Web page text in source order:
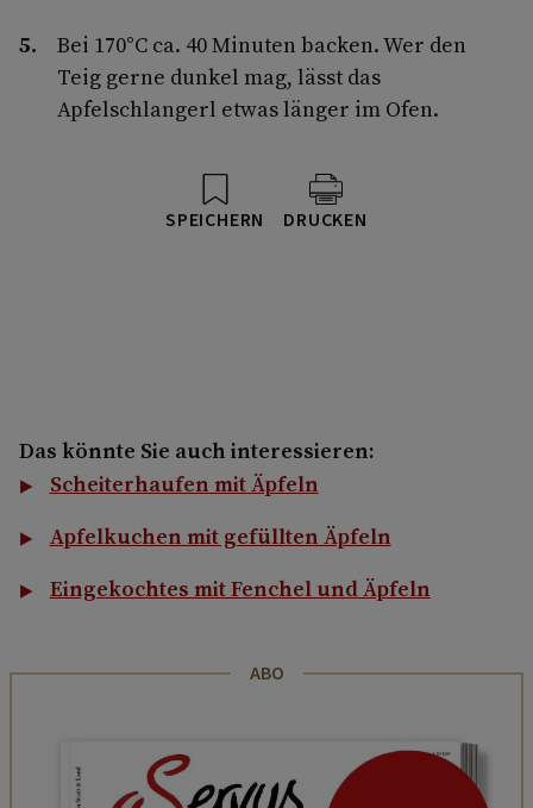
Bei 170°C ca. 40 Minuten backen. Wer den
Teig gerne dunkel mag, lässt das
Apfelschlangerl etwas länger im Ofen.
SPEICHERN DRUCKEN
Das könnte Sie auch interessieren:
Scheiterhaufen mit Äpfeln
Apfelkuchen mit gefüllten Äpfeln
Eingekochtes mit Fenchel und Äpfeln
ABO